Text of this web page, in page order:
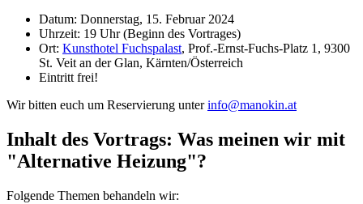
Datum: Donnerstag, 15. Februar 2024
Uhrzeit: 19 Uhr (Beginn des Vortrages)
Ort: Kunsthotel Fuchspalast, Prof.-Ernst-Fuchs-Platz 1, 9300
St. Veit an der Glan, Kärnten/Österreich
Eintritt frei!
Wir bitten euch um Reservierung unterinfo@manokin.at
Inhalt des Vortrags: Was meinen wir mit
"Alternative Heizung"?
Folgende Themen behandeln wir: